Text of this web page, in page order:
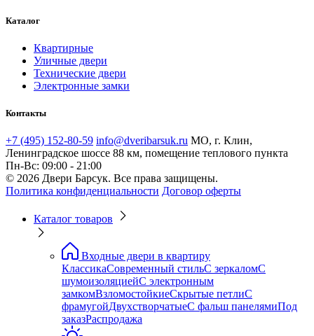
Каталог
Квартирные
Уличные двери
Технические двери
Электронные замки
Контакты
+7 (495) 152-80-59 info@dveribarsuk.ru МО, г. Клин,
Ленинградское шоссе 88 км, помещение теплового пункта
Пн-Вс: 09:00 - 21:00
© 2026 Двери Барсук. Все права защищены.
Политика конфиденциальности Договор оферты
Каталог товаров
Входные двери в квартиру
КлассикаСовременный стильС зеркаломС
шумоизоляциейС электронным
замкомВзломостойкиеСкрытые петлиС
фрамугойДвухстворчатыеС фальш панелямиПод
заказРаспродажа